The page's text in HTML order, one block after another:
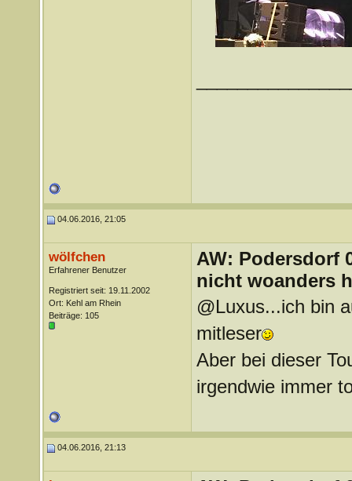
04.06.2016, 21:05
wölfchen
Erfahrener Benutzer
Registriert seit: 19.11.2002
Ort: Kehl am Rhein
Beiträge: 105
AW: Podersdorf
nicht woanders
@Luxus...ich bin
mitleser
Aber bei dieser
irgendwie immer
04.06.2016, 21:13